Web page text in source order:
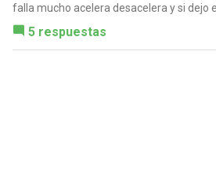
falla mucho acelera desacelera y si dejo
5 respuestas